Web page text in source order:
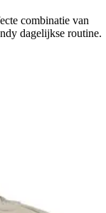
combinatie van
dagelijkse routine.